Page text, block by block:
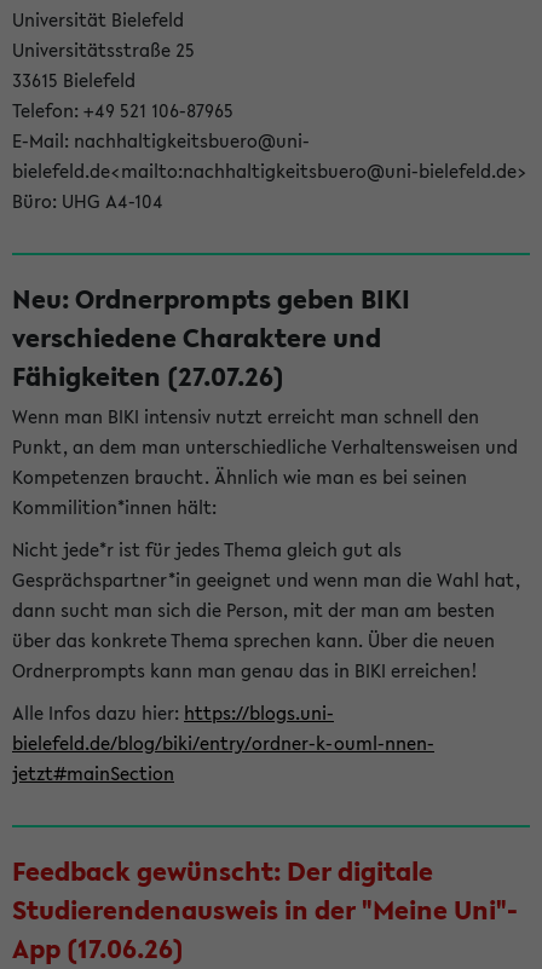
Universität Bielefeld
Universitätsstraße 25
33615 Bielefeld
Telefon: +49 521 106-87965
E-Mail: nachhaltigkeitsbuero@uni-
bielefeld.de<mailto:nachhaltigkeitsbuero@uni-bielefeld.de>
Büro: UHG A4-104
Neu: Ordnerprompts geben BIKI
verschiedene Charaktere und
Fähigkeiten (27.07.26)
Wenn man BIKI intensiv nutzt erreicht man schnell den
Punkt, an dem man unterschiedliche Verhaltensweisen und
Kompetenzen braucht. Ähnlich wie man es bei seinen
Kommilition*innen hält:
Nicht jede*r ist für jedes Thema gleich gut als
Gesprächspartner*in geeignet und wenn man die Wahl hat,
dann sucht man sich die Person, mit der man am besten
über das konkrete Thema sprechen kann. Über die neuen
Ordnerprompts kann man genau das in BIKI erreichen!
Alle Infos dazu hier: https://blogs.uni-
bielefeld.de/blog/biki/entry/ordner-k-ouml-nnen-
jetzt#mainSection
Feedback gewünscht: Der digitale
Studierendenausweis in der "Meine Uni"-
App (17.06.26)